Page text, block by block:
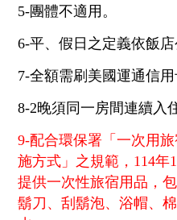
5-團體不適用。
6-平、假日之定義依飯店
7-全額需刷美國運通信用
8-2晚須同一房間連續入
9-配合環保署「一次用
施方式」之規範，114年
提供一次性旅宿用品，
鬍刀、刮鬍泡、浴帽、